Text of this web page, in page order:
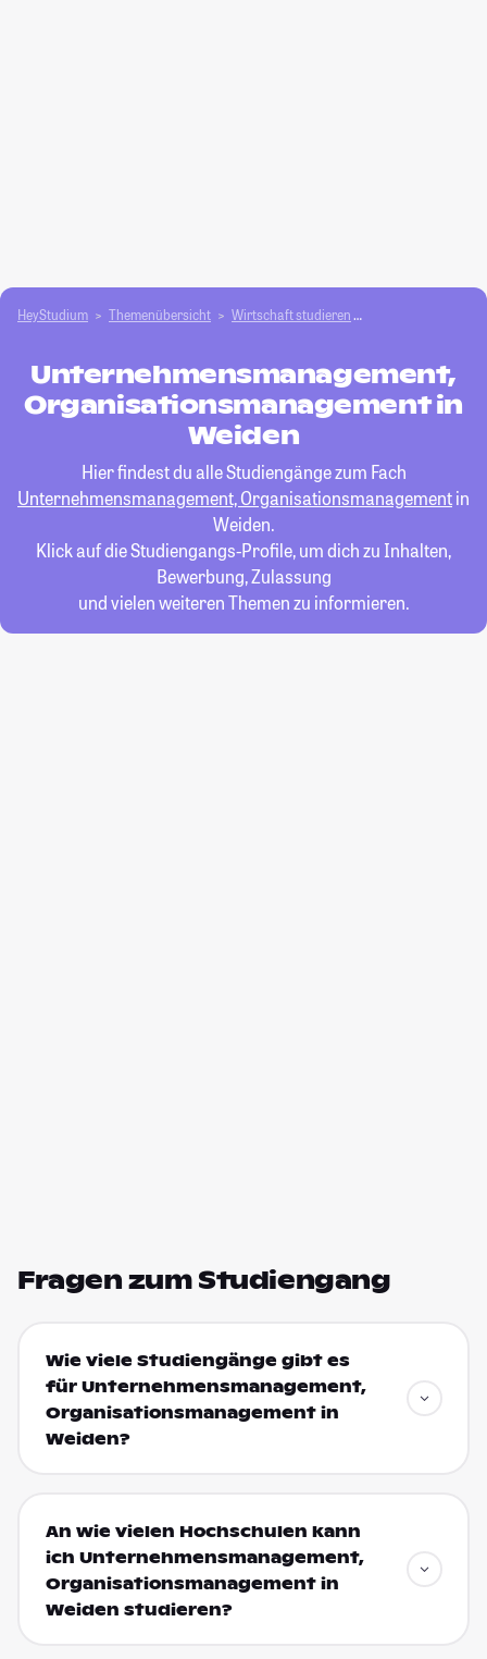
HeyStudium Themenübersicht Wirtschaft studieren
Unternehmensmanagement,
Organisationsmanagement in
Weiden
Hier findest du alle Studiengänge zum Fach
Unternehmensmanagement, Organisationsmanagementin
Weiden.
Klick auf die Studiengangs-Profile, um dich zu Inhalten,
Bewerbung, Zulassung
und vielen weiteren Themen zu informieren.
Fragen zum Studiengang
Wie viele Studiengänge gibt es
für Unternehmensmanagement,
Organisationsmanagement in
Weiden?
An wie vielen Hochschulen kann
ich Unternehmensmanagement,
Organisationsmanagement in
Weiden studieren?